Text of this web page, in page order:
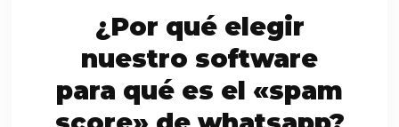
¿Por qué elegir
nuestro software
para qué es el «spam